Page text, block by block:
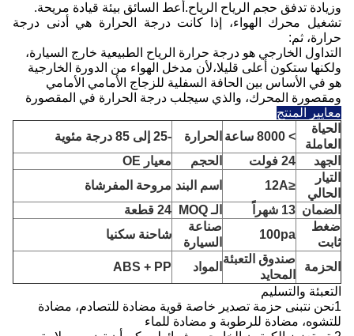
وزيادة تدفق حجم الرياح الرياح.أعط السائق بيئة قيادة مريحة.
تشغيل محرك الهواء، إذا كانت درجة الحرارة هي أدنى درجة
حرارة، ثم:
التداول الخارجي هو درجة حرارة الرياح الطبيعية خارج السيارة،
ولكنها ستكون أعلى قليلا،لأن مدخل الهواء من الدورة الخارجية
هو في الأساس بين الحافة السفلية للزجاج الأمامي الأمامي
ومقصورة المحرك، والذي سيجلب درجة الحرارة في المقصورة
معايير المنتج
الحياة
العاملة
> 8000 ساعة الحرارة
-25 إلى 85 درجة مئوية
الجهد
24 فولت الحجم
معيار OE
التيار
الحالي
≤12A اسم البند مروحة المفرشاة
الضمان 13 شهراً الـ MOQ
24 قطعة
ضغط
ثابت
100pa
صناعة
السيارة
شاحنة سكنيا
الحزمة
صندوق التعبئة
المحايد
المواد
ABS + PP
التعبئة والتسليم
1نحن نتبنى حزمة تصدير خاصة قوية مضادة للتصادم، مضادة
للتشوه، مضادة للرطوبة و مضادة للماء